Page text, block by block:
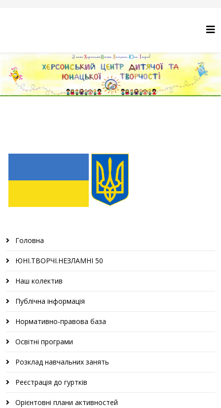
Головна
ЮНІ.ТВОРЧІ.НЕЗЛАМНІ 50
Наш колектив
Публічна інформація
Нормативно-правова база
Освітні програми
Розклад навчальних занять
Реєстрація до гуртків
Орієнтовні плани активностей